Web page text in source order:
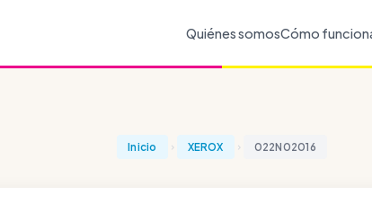
Quiénes somosCómo
Inicio XEROX 022N02016